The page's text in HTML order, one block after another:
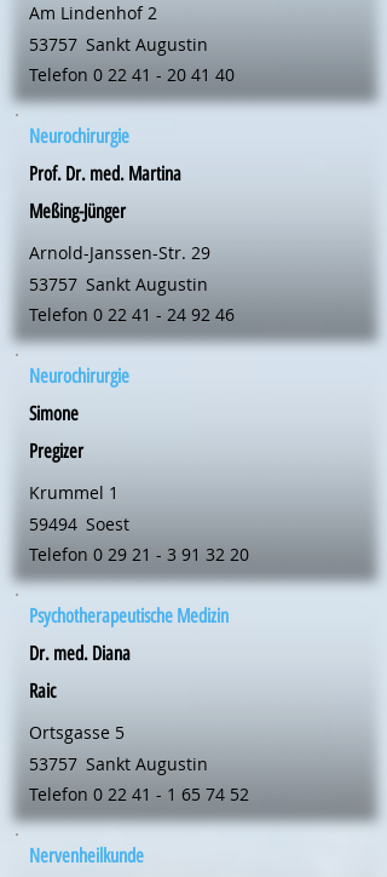
Am Lindenhof 2
53757 Sankt Augustin
Telefon 0 22 41 - 20 41 40
Neurochirurgie
Prof. Dr. med. Martina
Meßing-Jünger
Arnold-Janssen-Str. 29
53757 Sankt Augustin
Telefon 0 22 41 - 24 92 46
Neurochirurgie
Simone
Pregizer
Krummel 1
59494 Soest
Telefon 0 29 21 - 3 91 32 20
Psychotherapeutische Medizin
Dr. med. Diana
Raic
Ortsgasse 5
53757 Sankt Augustin
Telefon 0 22 41 - 1 65 74 52
Nervenheilkunde